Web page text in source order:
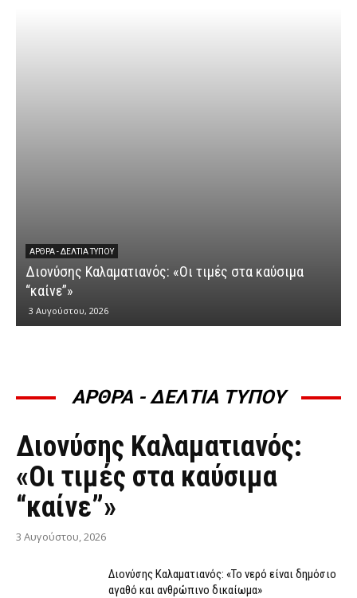
ΆΡΘΡΑ - ΔΕΛΤΊΑ ΤΎΠΟΥ
Διονύσης Καλαματιανός: «Οι τιμές στα καύσιμα
“καίνε”»
3 Αυγούστου, 2026
ΑΡΘΡΑ - ΔΕΛΤΙΑ ΤΥΠΟΥ
ΆΡΘΡΑ - ΔΕΛΤΊΑ ΤΎΠΟΥ
Διονύσης Καλαματιανός:
«Οι τιμές στα καύσιμα
“καίνε”»
3 Αυγούστου, 2026
Διονύσης Καλαματιανός: «Το νερό είναι δημόσιο
αγαθό και ανθρώπινο δικαίωμα»